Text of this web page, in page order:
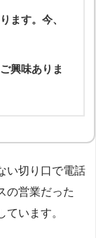
ます。今、
興味ありま
い切り口で電話
の営業だった
います。